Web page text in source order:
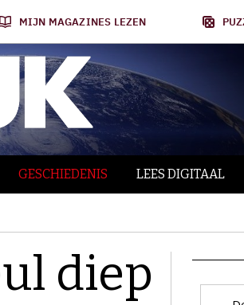
MIJN MAGAZINES LEZEN
GESCHIEDENIS LEES DIGITAAL
diep